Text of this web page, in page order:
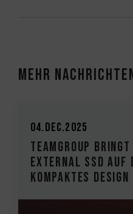
Mehr
20.Nov.2025
TEAMGROUP
EXPERT
Markt